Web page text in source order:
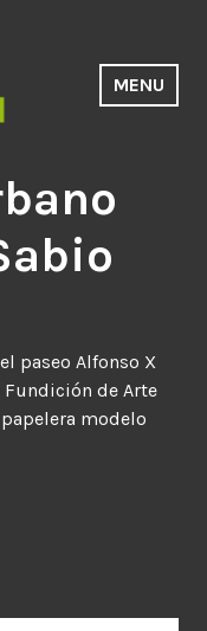
MENU
paseo Alfonso X
de Arte
papelera modelo